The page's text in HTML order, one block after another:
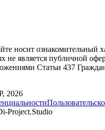
носит ознакомительный
не является публичной
Статьи 437
2026
Project.Studio